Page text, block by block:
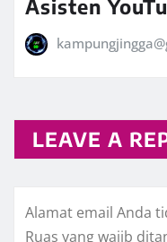
Asisten
LEAVE A
Alamat email Anda
Ruas yang wajib